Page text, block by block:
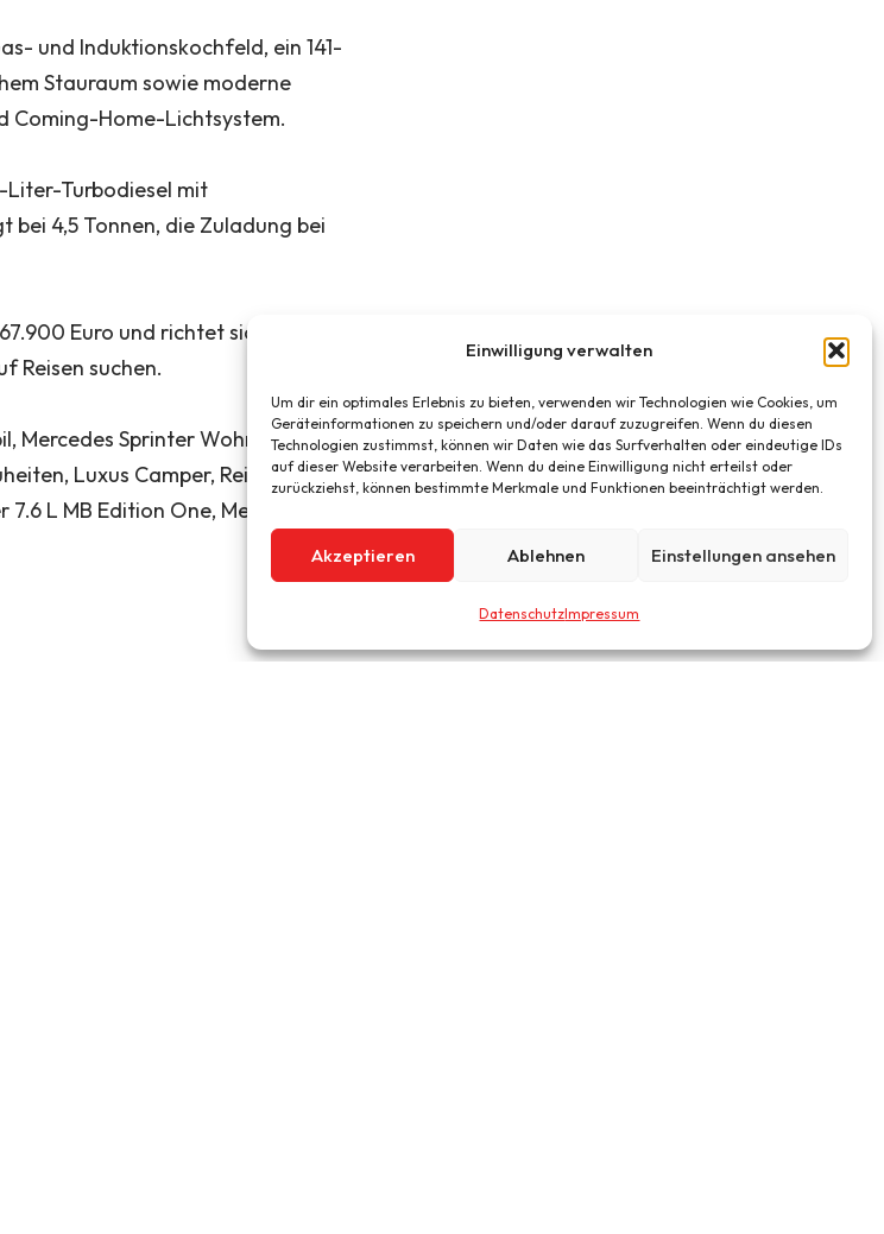
Einwilligung verwalten
Um dir ein optimales Erlebnis zu bieten, verwenden wir Technologien wie Cookies, um
Geräteinformationen zu speichern und/oder darauf zuzugreifen. Wenn du diesen
Technologien zustimmst, können wir Daten wie das Surfverhalten oder eindeutige IDs
auf dieser Website verarbeiten. Wenn du deine Einwilligung nicht erteilst oder
zurückziehst, können bestimmte Merkmale und Funktionen beeinträchtigt werden.
Akzeptieren Ablehnen Einstellungen ansehen
DatenschutzImpressum
und Induktionskochfeld, ein 141-
Stauraum sowie moderne
Coming-Home-Lichtsystem.
Liter-Turbodiesel mit
4,5 Tonnen, die Zuladung bei
Euro und richtet sich an
Reisen suchen.